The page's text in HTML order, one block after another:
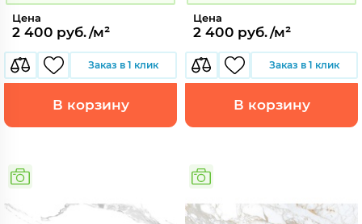
Цена
2 400 руб./м²
Заказ в 1 клик
В корзину
Цена
2 400 руб./м²
Заказ в 1 клик
В корзину